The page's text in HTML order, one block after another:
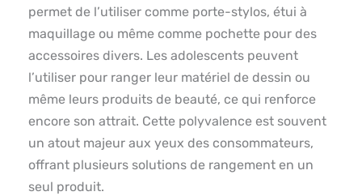
permet de l’utiliser comme porte-stylos, étui à
maquillage ou même comme pochette pour des
accessoires divers. Les adolescents peuvent
l’utiliser pour ranger leur matériel de dessin ou
même leurs produits de beauté, ce qui renforce
encore son attrait. Cette polyvalence est souvent
un atout majeur aux yeux des consommateurs,
offrant plusieurs solutions de rangement en un
seul produit.